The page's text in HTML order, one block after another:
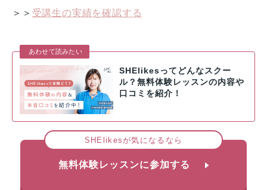
＞＞ 受講生の実績を確認する
あわせて読みたい
SHElikesってどんなスクー
ル？無料体験レッスンの内容や
口コミを紹介！
SHElikesが気になるなら
無料体験レッスンに参加する